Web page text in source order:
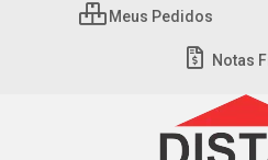
Meus Pedidos
Notas